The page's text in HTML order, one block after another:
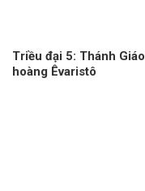
Triều đại 5: Thánh Giáo
hoàng Êvaristô